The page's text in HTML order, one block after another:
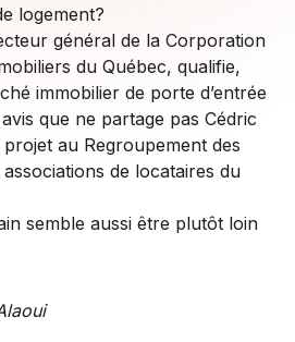
logement?
général de la Corporation
du Québec, qualifie,
immobilier de porte d’entrée
que ne partage pas Cédric
au Regroupement des
de locataires du
semble aussi être plutôt loin